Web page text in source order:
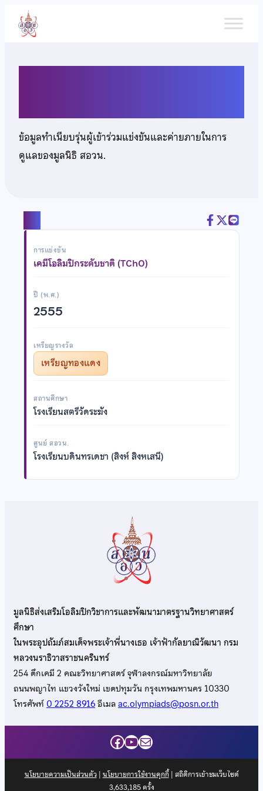
เนื้อหา
ข้อมูลทำเนียบรุ่นผู้เข้าร่วมแข่งขันและค่ายภายในการ
ดูแลของมูลนิธิ สอวน.
การแข่งขัน
เคมีโอลิมปิกระดับชาติ (TChO)
ปี (พ.ศ.)
2555
เหรียญรางวัล
เหรียญทองแดง
สถานศึกษา
โรงเรียนสตรีวัดระฆัง
ศูนย์ สอวน.
โรงเรียนบดินทรเดชา (สิงห์ สิงหเสนี)
มูลนิธิส่งเสริมโอลิมปิกวิชาการและพัฒนามาตรฐานวิทยาศาสตร์
ศึกษา
ในพระอุปถัมภ์สมเด็จพระเจ้าพี่นางเธอ เจ้าฟ้ากัลยาณิวัฒนา กรม
หลวงนราธิวาสราชนครินทร์
254 ตึกเคมี 2 คณะวิทยาศาสตร์ จุฬาลงกรณ์มหาวิทยาลัย
ถนนพญาไท แขวงวังใหม่ เขตปทุมวัน กรุงเทพมหานคร 10330
โทรศัพท์0 2252 8916อีเมลac.olympiads@posn.or.th
Facebook
YouTube
Mail
นโยบายความเป็นส่วนตัว| นโยบายการใช้งานคุกกี้| สถิติการเข้าชมเว็บไซต์
3,633,185ครั้ง